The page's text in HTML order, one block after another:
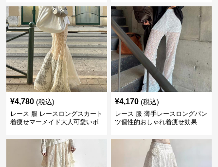
¥4,780 (税込)
レース 服 レースロングスカート
着痩せマーメイド大人可愛いボ
¥4,170 (税込)
レース 服 薄手レースロングパン
ツ個性的おしゃれ着痩せ効果